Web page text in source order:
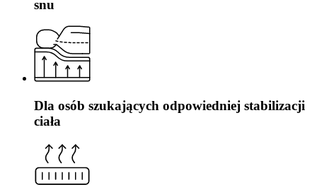
snu
Dla osób szukających odpowiedniej stabilizacji
ciała